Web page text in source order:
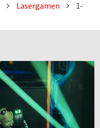
Lasergamen
1-